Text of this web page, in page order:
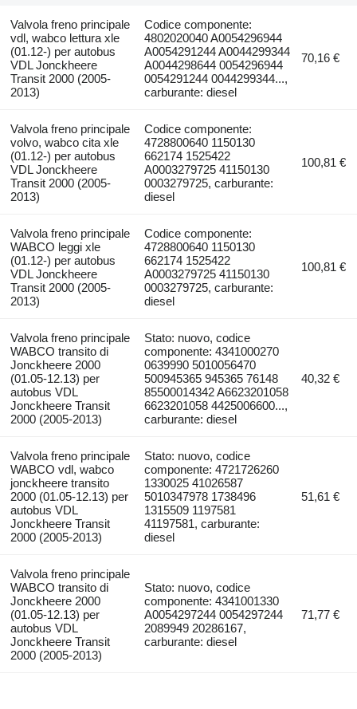
Valvola freno principale
vdl, wabco lettura xle
(01.12-) per autobus
VDL Jonckheere
Transit 2000 (2005-
2013)
Codice componente:
4802020040 A0054296944
A0054291244 A0044299344
A0044298644 0054296944
0054291244 0044299344...,
carburante: diesel
70,16 €
Valvola freno principale
volvo, wabco cita xle
(01.12-) per autobus
VDL Jonckheere
Transit 2000 (2005-
2013)
Codice componente:
4728800640 1150130
662174 1525422
A0003279725 41150130
0003279725, carburante:
diesel
100,81 €
Valvola freno principale
WABCO leggi xle
(01.12-) per autobus
VDL Jonckheere
Transit 2000 (2005-
2013)
Codice componente:
4728800640 1150130
662174 1525422
A0003279725 41150130
0003279725, carburante:
diesel
100,81 €
Valvola freno principale
WABCO transito di
Jonckheere 2000
(01.05-12.13) per
autobus VDL
Jonckheere Transit
2000 (2005-2013)
Stato: nuovo, codice
componente: 4341000270
0639990 5010056470
500945365 945365 76148
85500014342 A6623201058
6623201058 4425006600...,
carburante: diesel
40,32 €
Valvola freno principale
WABCO vdl, wabco
jonckheere transito
2000 (01.05-12.13) per
autobus VDL
Jonckheere Transit
2000 (2005-2013)
Stato: nuovo, codice
componente: 4721726260
1330025 41026587
5010347978 1738496
1315509 1197581
41197581, carburante:
diesel
51,61 €
Valvola freno principale
WABCO transito di
Jonckheere 2000
(01.05-12.13) per
autobus VDL
Jonckheere Transit
2000 (2005-2013)
Stato: nuovo, codice
componente: 4341001330
A0054297244 0054297244
2089949 20286167,
carburante: diesel
71,77 €